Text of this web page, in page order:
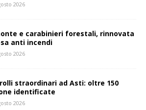
2026
e carabinieri forestali, rinnovata
anti incendi
2026
straordinari ad Asti: oltre 150
identificate
2026